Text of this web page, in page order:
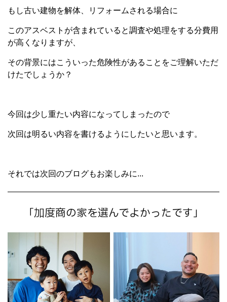
もし古い建物を解体、リフォームされる場合に
このアスベストが含まれていると調査や処理をする分費用
が高くなりますが、
その背景にはこういった危険性があることをご理解いただ
けたでしょうか？
今回は少し重たい内容になってしまったので
次回は明るい内容を書けるようにしたいと思います。
それでは次回のブログもお楽しみに...
「加度商の家を選んでよかったです」